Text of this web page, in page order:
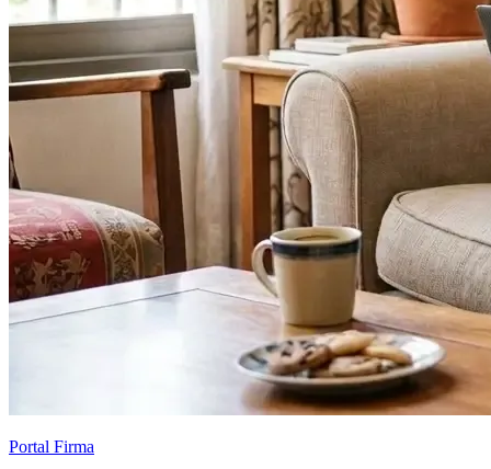
Portal Firma